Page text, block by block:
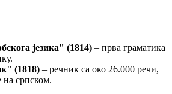
језика" (1814) – прва граматика
(1818) – речник са око 26.000 речи,
на српском.